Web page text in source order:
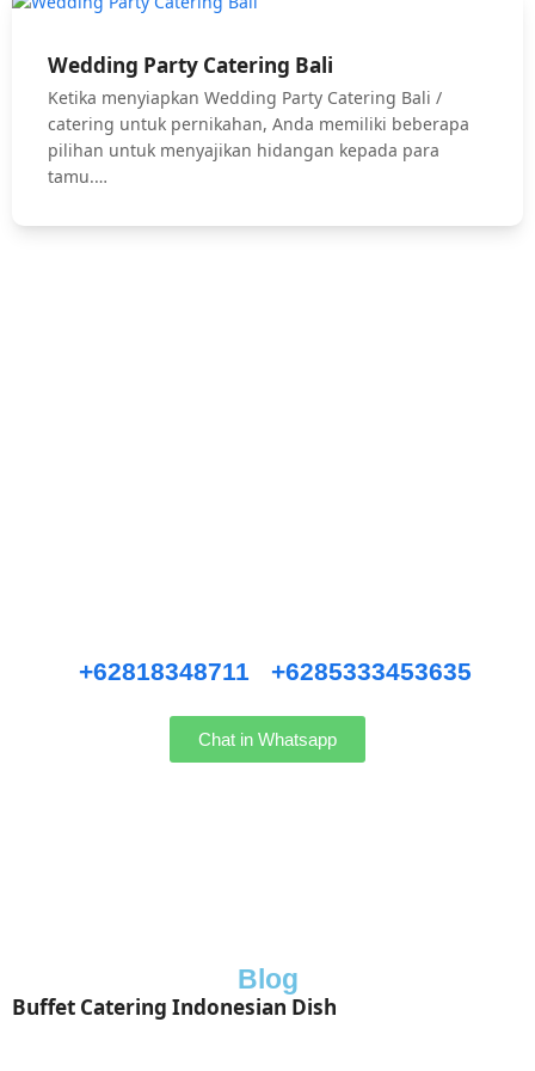
Wedding Party Catering Bali
Ketika menyiapkan Wedding Party Catering Bali /
catering untuk pernikahan, Anda memiliki beberapa
pilihan untuk menyajikan hidangan kepada para
tamu.…
+62818348711 +6285333453635
Chat in Whatsapp
Blog
Buffet Catering Indonesian Dish